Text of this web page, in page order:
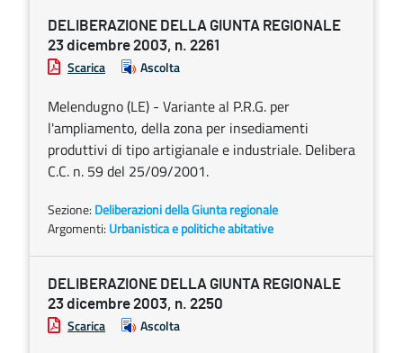
DELIBERAZIONE DELLA GIUNTA REGIONALE
23 dicembre 2003, n. 2261
Scarica Ascolta
Melendugno (LE) - Variante al P.R.G. per
l'ampliamento, della zona per insediamenti
produttivi di tipo artigianale e industriale. Delibera
C.C. n. 59 del 25/09/2001.
Sezione: Deliberazioni della Giunta regionale
Argomenti: Urbanistica e politiche abitative
DELIBERAZIONE DELLA GIUNTA REGIONALE
23 dicembre 2003, n. 2250
Scarica Ascolta